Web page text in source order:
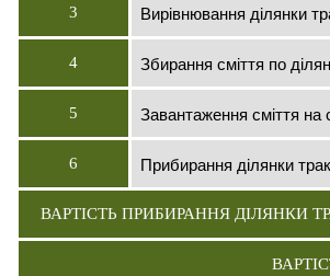
3 Вирівнювання ділянки
4 Збирання сміття по
5 Завантаження сміття на
6 Прибирання ділянки
ВАРТІСТЬ ПРИБИРАННЯ ДІЛЯНКИ